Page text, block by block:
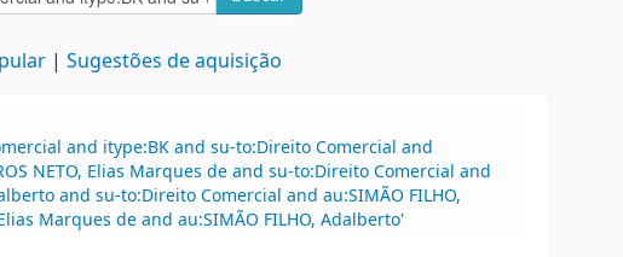
Sugestões de aquisição
and itype:BK and su-to:Direito Comercial and
NETO, Elias Marques de and su-to:Direito Comercial and
and su-to:Direito Comercial and au:SIMÃO FILHO,
Marques de and au:SIMÃO FILHO, Adalberto'